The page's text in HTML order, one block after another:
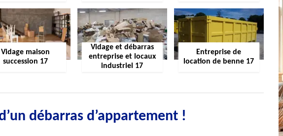
Vidage maison
succession 17
Vidage et débarras
entreprise et locaux
industriel 17
Entreprise de
location de benne 17
débarras d’appartement !